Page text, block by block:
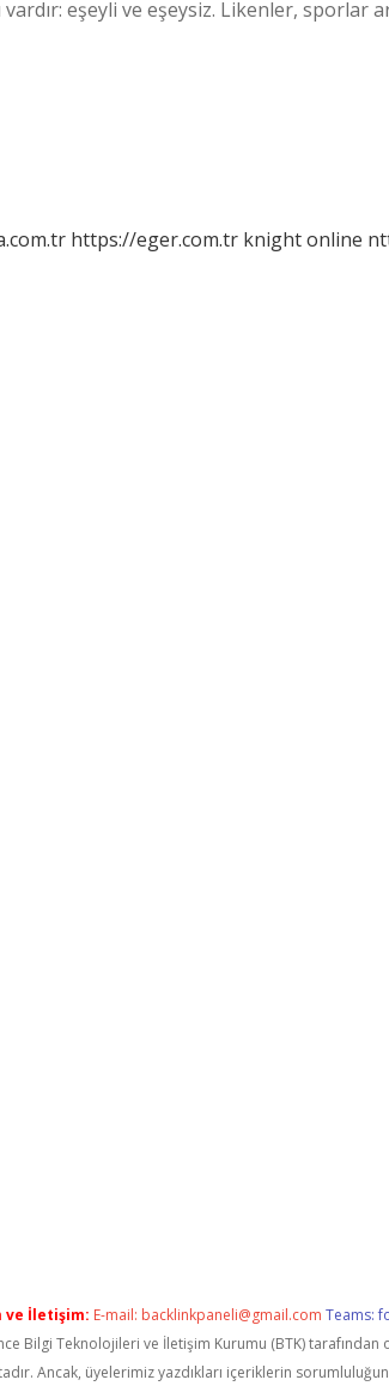
eşeyli ve eşeysiz. Likenler, sporlar
https://eger.com.tr knight online
ve İletişim: E-mail: backlinkpaneli@gmail.com Teams:
Bilgi Teknolojileri ve İletişim Kurumu (BTK)
Ancak, üyelerimiz yazdıkları içeriklerin